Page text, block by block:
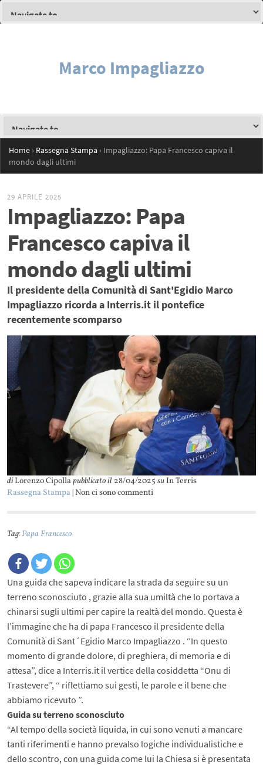
Marco Impagliazzo
Home › Rassegna Stampa › Impagliazzo: Papa Francesco capiva il
mondo dagli ultimi
29 APRILE 2025
Impagliazzo: Papa
Francesco capiva il
mondo dagli ultimi
Il presidente della Comunità di Sant'Egidio Marco
Impagliazzo ricorda a Interris.it il pontefice
recentemente scomparso
diLorenzo Cipollapubblicato il 28/04/2025su In Terris
Rassegna Stampa| Non ci sono commenti
Tag:Papa Francesco
Una guida che sapeva indicare la strada da seguire su un
terreno sconosciuto , grazie alla sua umiltà che lo portava a
chinarsi sugli ultimi per capire la realtà del mondo. Questa è
l’immagine che ha di papa Francesco il presidente della
Comunità di Sant´Egidio Marco Impagliazzo . “In questo
momento di grande dolore, di preghiera, di memoria e di
attesa”, dice a Interris.it il vertice della cosiddetta “Onu di
Trastevere”, “ riflettiamo sui gesti, le parole e il bene che
abbiamo ricevuto ”.
Guida su terreno sconosciuto
“Al tempo della società liquida, in cui sono venuti a mancare
tanti riferimenti e hanno prevalso logiche individualistiche e
dello scontro, con una guida come lui la Chiesa si è presentata